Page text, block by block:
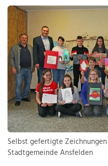
Selbst gefertigte Zeichnungen
Stadtgemeinde Ansfelden